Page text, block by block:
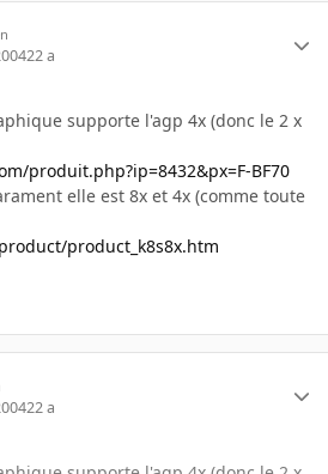
22 a
supporte l'agp 4x (donc le 2 x
produit.php?ip=8432&px=F-BF70
elle est 8x et 4x (comme toute
product_k8s8x.htm
22 a